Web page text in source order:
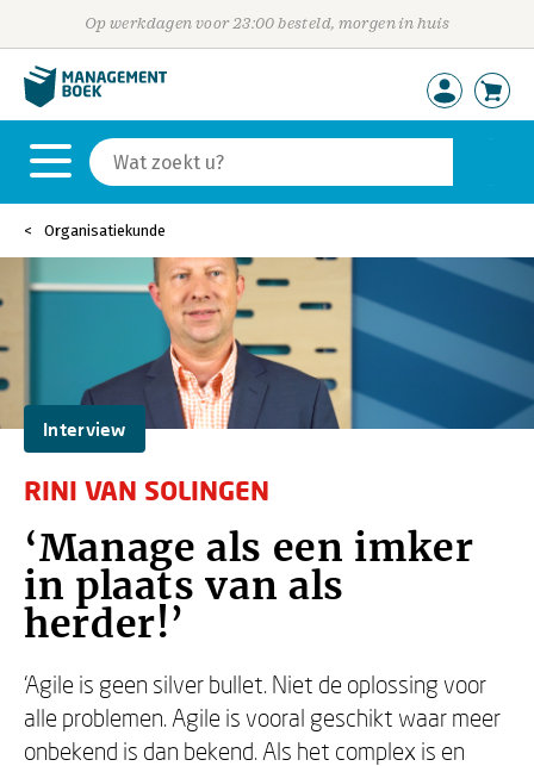
Op werkdagen voor 23:00 besteld, morgen in huis
Organisatiekunde
Interview
RINI VAN SOLINGEN
‘Manage als een imker
in plaats van als
herder!’
‘Agile is geen silver bullet. Niet de oplossing voor
alle problemen. Agile is vooral geschikt waar meer
onbekend is dan bekend. Als het complex is en